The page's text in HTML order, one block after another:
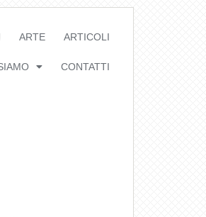
ARTE ARTICOLI
CONTATTI